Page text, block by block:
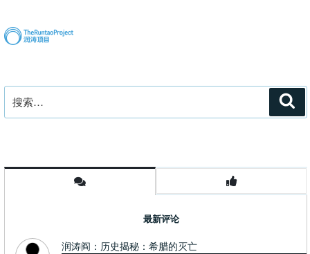
索：
最新评论
润涛阎：历史揭秘：希腊的灭亡